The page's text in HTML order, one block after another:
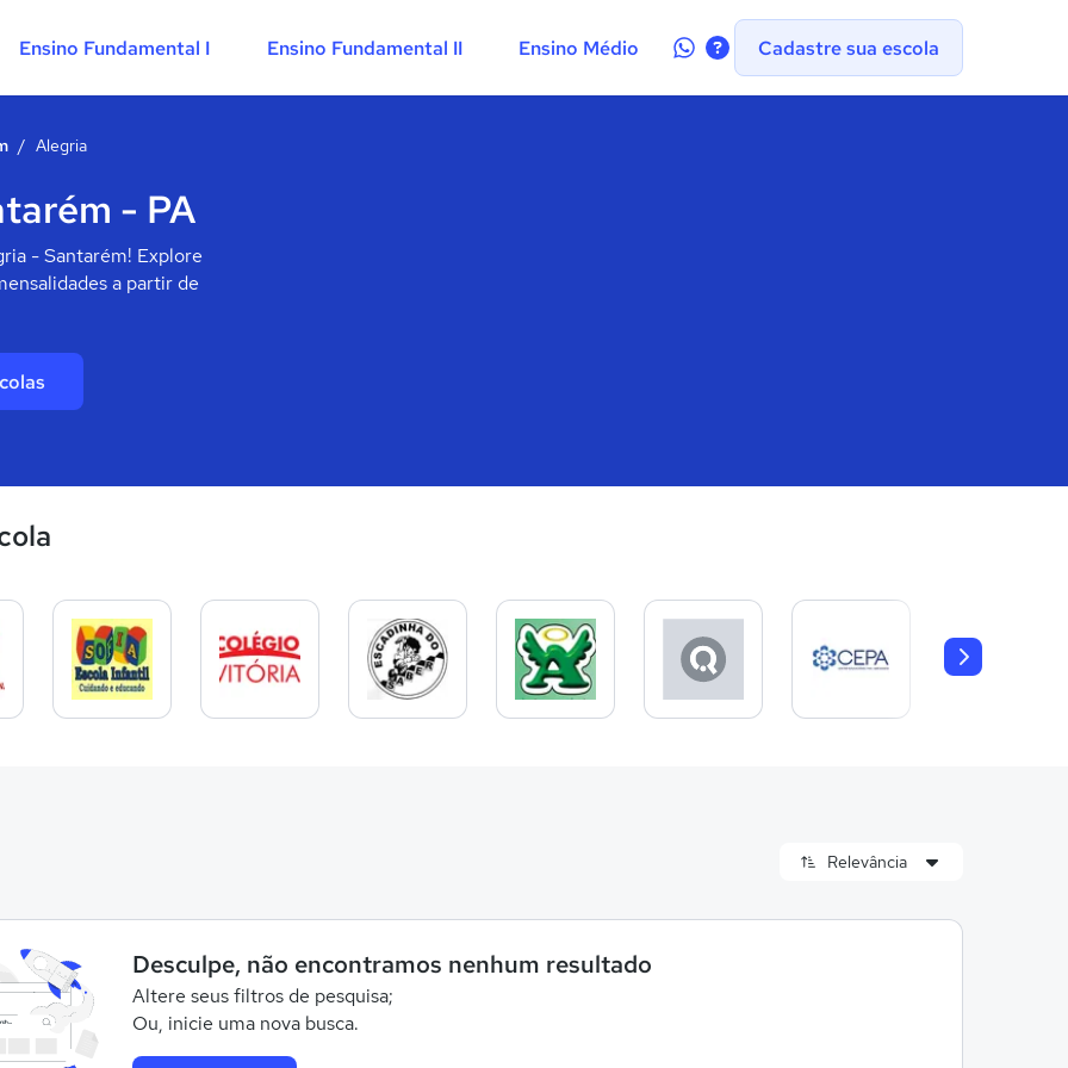
Ensino Fundamental I Ensino Fundamental II Ensino Médio
Contate-
no
Cadastre sua escola
/ Alegria
- PA
- Santarém! Explore
a partir de
Desculpe, não encontramos nenhum resultado
Altere seus filtros de pesquisa;
Ou, inicie uma nova busca.